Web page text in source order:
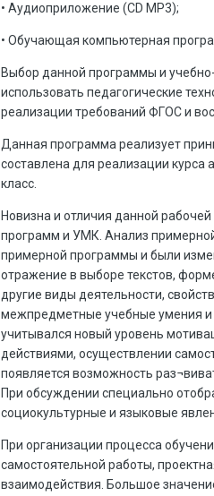
• Аудиоприложение (CD MP3);
• Обучающая компьютерная
Выбор данной программы и
использовать педагогические
реализации требований ФГОС и
Данная программа реализует
составлена для реализации курса
класс.
Новизна и отличия данной
программ и УМК. Анализ
примерной программы и были
отражение в выборе текстов,
другие виды деятельности,
межпредметные учебные умения и
учитывался новый уровень
действиями, осуществлении
появляется возможность
При обсуждении специально
социокультурные и языковые
При организации процесса
самостоятельной работы,
взаимодействия. Большое